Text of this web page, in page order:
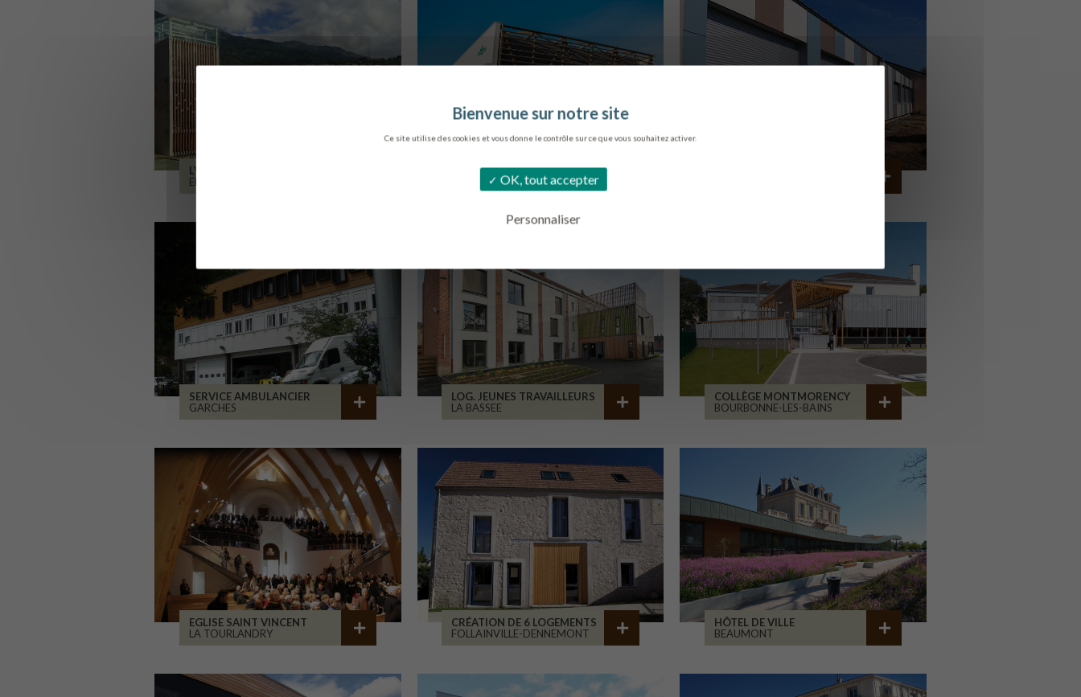
Ce site utilise des cookies et vous donne le contrôle sur ce que vous souhaitez activer.
OK, tout accepter
Personnaliser
LYCÉE ALPES ET DURANCE
EMBRUN
SIÈGE DE L’ONF
SERVICE AMBULANCIER
GARCHES
LOG. JEUNES TRAVAILLEURS
LA BASSEE
COLLÈGE MONTMORENCY
BOURBONNE-LES-BAINS
EGLISE SAINT VINCENT
LA TOURLANDRY
CRÉATION DE 6 LOGEMENTS
FOLLAINVILLE-DENNEMONT
HÔTEL DE VILLE
BEAUMONT